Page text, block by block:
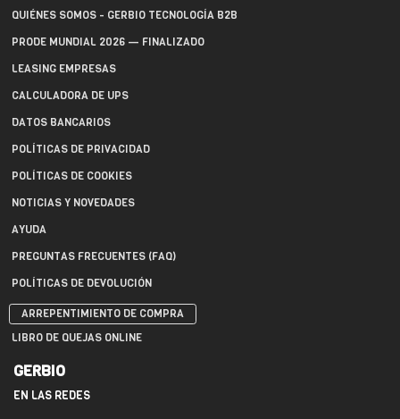
QUIÉNES SOMOS - GERBIO TECNOLOGÍA B2B
PRODE MUNDIAL 2026 — FINALIZADO
LEASING EMPRESAS
CALCULADORA DE UPS
DATOS BANCARIOS
POLÍTICAS DE PRIVACIDAD
POLÍTICAS DE COOKIES
NOTICIAS Y NOVEDADES
AYUDA
PREGUNTAS FRECUENTES (FAQ)
POLÍTICAS DE DEVOLUCIÓN
ARREPENTIMIENTO DE COMPRA
LIBRO DE QUEJAS ONLINE
GERBIO
EN LAS REDES